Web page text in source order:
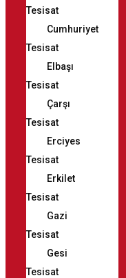
Tesisat
Cumhuriyet
Tesisat
Elbaşı
Tesisat
Çarşı
Tesisat
Erciyes
Tesisat
Erkilet
Tesisat
Gazi
Tesisat
Gesi
Tesisat